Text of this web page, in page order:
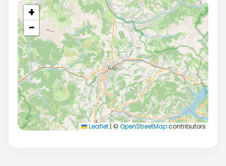
+
−
Leaflet | © OpenStreetMapcontributors